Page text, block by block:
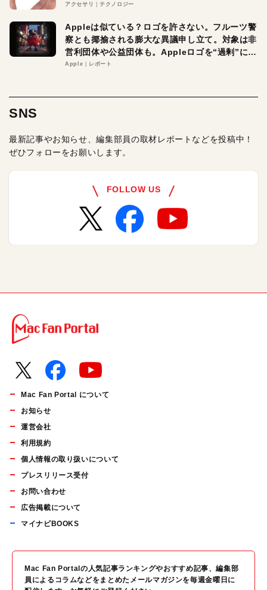
アクセサリ テクノロジー
Appleは似ている？ロゴを許さない。フルーツ警
察とも揶揄される膨大な異議申し立て。対象は非
営利団体や公益団体も。Appleロゴを“過剰”に守
る理由とは
Apple レポート
SNS
最新記事やお知らせ、編集部員の取材レポートなどを投稿中！
ぜひフォローをお願いします。
FOLLOW US
Mac Fan Portal について
お知らせ
運営会社
利用規約
個人情報の取り扱いについて
プレスリリース受付
お問い合わせ
広告掲載について
マイナビBOOKS
Mac Fan Portalの人気記事ランキングやおすすめ記事、編集部
員によるコラムなどをまとめたメールマガジンを毎週金曜日に